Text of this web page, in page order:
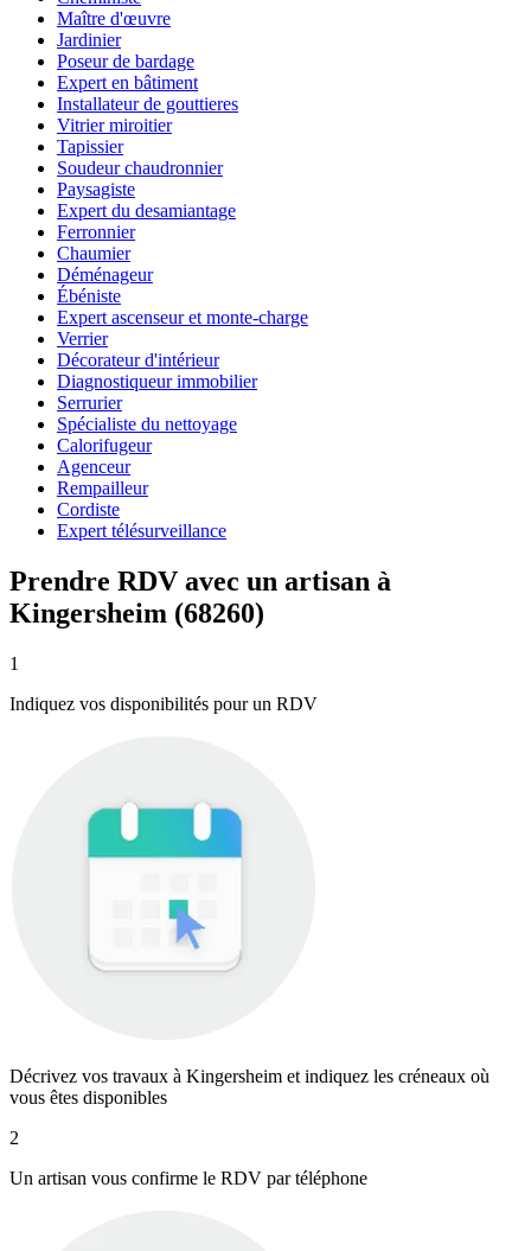
Maître d'œuvre
Jardinier
Poseur de bardage
Expert en bâtiment
Installateur de gouttieres
Vitrier miroitier
Tapissier
Soudeur chaudronnier
Paysagiste
Expert du desamiantage
Ferronnier
Chaumier
Déménageur
Ébéniste
Expert ascenseur et monte-charge
Verrier
Décorateur d'intérieur
Diagnostiqueur immobilier
Serrurier
Spécialiste du nettoyage
Calorifugeur
Agenceur
Rempailleur
Cordiste
Expert télésurveillance
Prendre RDV avec un artisan à
Kingersheim (68260)
1
Indiquez vos disponibilités pour un RDV
Décrivez vos travaux à Kingersheim et indiquez les créneaux où
vous êtes disponibles
2
Un artisan vous confirme le RDV par téléphone